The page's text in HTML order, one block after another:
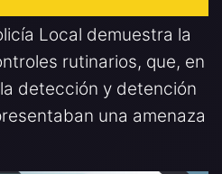
Local demuestra la
rutinarios, que, en
detección y detención
una amenaza